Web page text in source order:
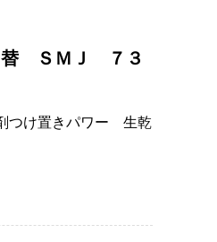
替 ＳＭＪ ７３
つけ置きパワー 生乾